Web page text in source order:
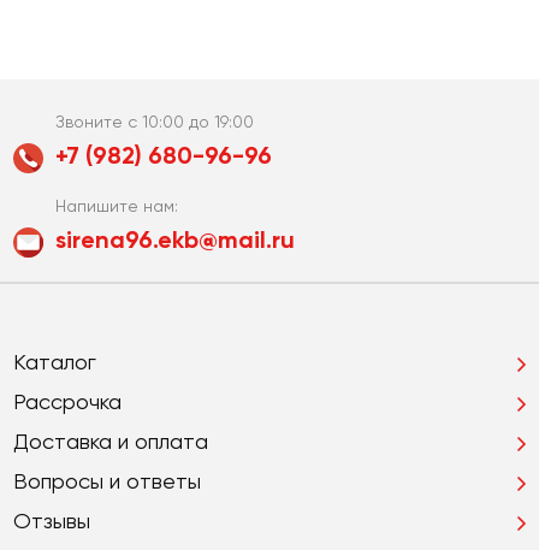
Звоните с 10:00 до 19:00
+7 (982) 680-96-96
Напишите нам:
sirena96.ekb@mail.ru
Каталог
Рассрочка
Доставка и оплата
Вопросы и ответы
Отзывы